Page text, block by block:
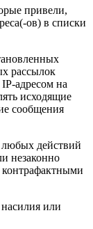
привели,
ов) в списки
рассылок
адресом на
исходящие
сообщения
действий
незаконно
или